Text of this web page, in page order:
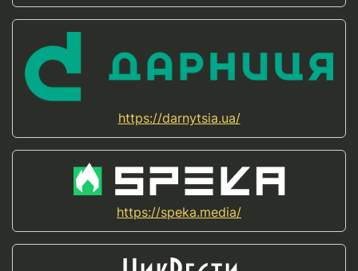
https://darnytsia.ua/
https://speka.media/